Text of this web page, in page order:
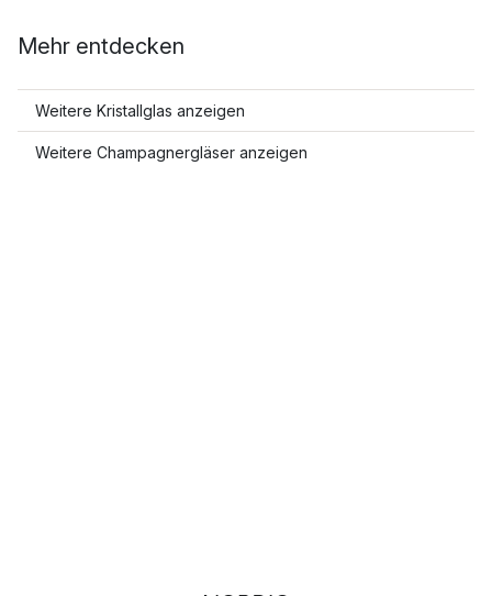
Mehr entdecken
Weitere Kristallglas anzeigen
Weitere Champagnergläser anzeigen